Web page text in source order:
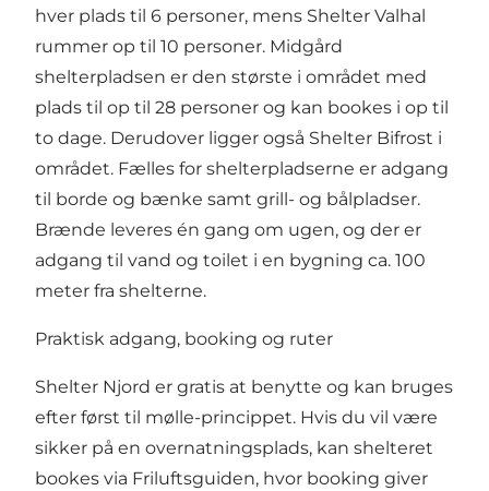
hver plads til 6 personer, mens Shelter Valhal
rummer op til 10 personer. Midgård
shelterpladsen er den største i området med
plads til op til 28 personer og kan bookes i op til
to dage. Derudover ligger også Shelter Bifrost i
området. Fælles for shelterpladserne er adgang
til borde og bænke samt grill- og bålpladser.
Brænde leveres én gang om ugen, og der er
adgang til vand og toilet i en bygning ca. 100
meter fra shelterne.
Praktisk adgang, booking og ruter
Shelter Njord er gratis at benytte og kan bruges
efter først til mølle-princippet. Hvis du vil være
sikker på en overnatningsplads, kan shelteret
bookes via Friluftsguiden, hvor booking giver